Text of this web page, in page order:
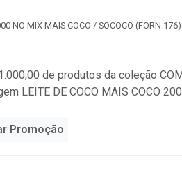
NO MIX MAIS COCO / SOCOCO (FORN
de produtos da coleção
LEITE DE COCO MAIS COCO
Promoção